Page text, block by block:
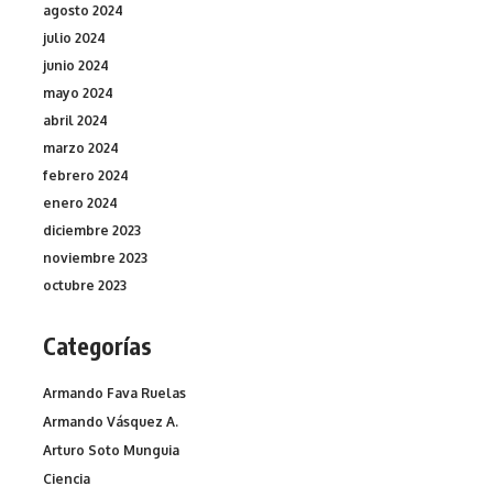
agosto 2024
julio 2024
junio 2024
mayo 2024
abril 2024
marzo 2024
febrero 2024
enero 2024
diciembre 2023
noviembre 2023
octubre 2023
Categorías
Armando Fava Ruelas
Armando Vásquez A.
Arturo Soto Munguia
Ciencia